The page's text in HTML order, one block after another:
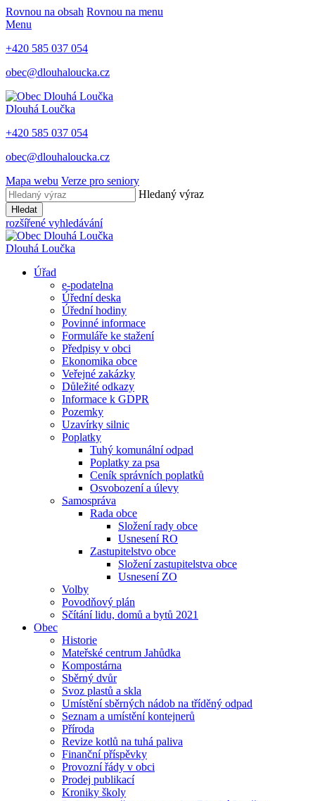
Rovnou na obsah Rovnou na menu
Menu
+420 585 037 054
obec@dlouhaloucka.cz
Dlouhá Loučka
+420 585 037 054
obec@dlouhaloucka.cz
Mapa webu Verze pro seniory
Hledaný výraz
Hledat
rozšířené vyhledávání
Dlouhá Loučka
Úřad
e-podatelna
Úřední deska
Úřední hodiny
Povinné informace
Formuláře ke stažení
Předpisy v obci
Ekonomika obce
Veřejné zakázky
Důležité odkazy
Informace k GDPR
Pozemky
Uzavírky silnic
Poplatky
Tuhý komunální odpad
Poplatky za psa
Ceník správních poplatků
Osvobození a úlevy
Samospráva
Rada obce
Složení rady obce
Usnesení RO
Zastupitelstvo obce
Složení zastupitelstva obce
Usnesení ZO
Volby
Povodňový plán
Sčítání lidu, domů a bytů 2021
Obec
Historie
Mateřské centrum Jahůdka
Kompostárna
Sběrný dvůr
Svoz plastů a skla
Umístění sběrných nádob na tříděný odpad
Seznam a umístění kontejnerů
Příroda
Revize kotlů na tuhá paliva
Finanční příspěvky
Provozní řády v obci
Prodej publikací
Kroniky školy